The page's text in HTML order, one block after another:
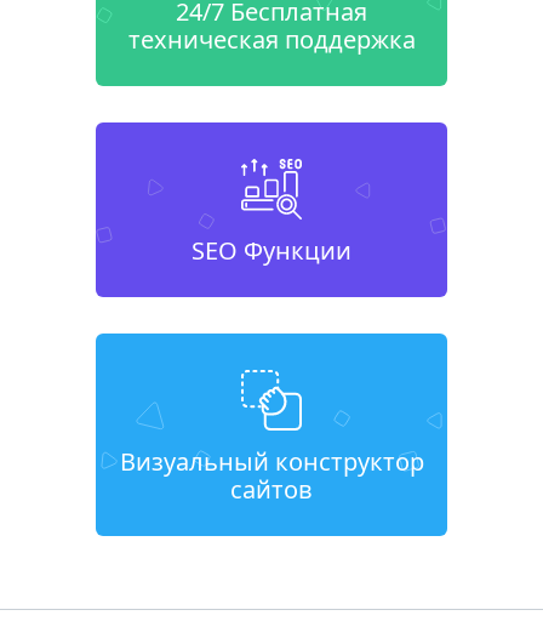
24/7 Бесплатная
техническая поддержка
SEO Функции
Визуальный конструктор
сайтов